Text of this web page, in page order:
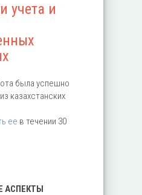
учета и
была успешно
казахстанских
ее в течении 30
АСПЕКТЫ